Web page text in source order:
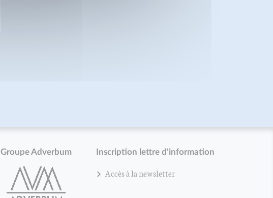
Groupe Adverbum Inscription lettre d'information
Accès à la newsletter